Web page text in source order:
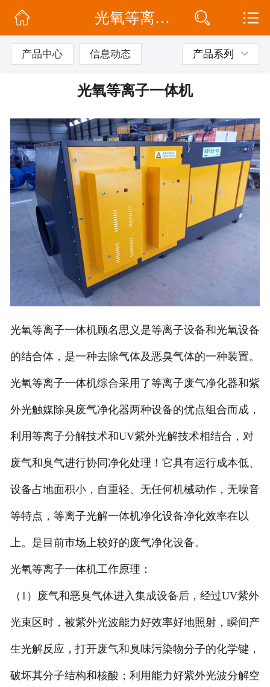
网站首页
公司简介
联系我们
光氧等离子一体机
产品中心 信息动态 产品系列
光氧等离子一体机
光氧等离子一体机顾名思义是等离子设备和光氧设备
的结合体，是一种去除气体及恶臭气体的一种装置。
光氧等离子一体机综合采用了等离子废气净化器和紫
外光触媒除臭废气净化器两种设备的优点组合而成，
利用等离子分解技术和UV紫外光解技术相结合，对
废气和臭气进行协同净化处理！它具有运行成本低、
设备占地面积小，自重轻、无任何机械动作，无噪音
等特点，等离子光解一体机净化设备净化效率在以
上。是目前市场上较好的废气净化设备。
光氧等离子一体机工作原理：
（1）废气和恶臭气体进入集成设备后，经过UV紫外
光束区时，被紫外光波能力好效率好地照射，瞬间产
生光解反应，打开废气和臭味污染物分子的化学键，
破坏其分子结构和核酸；利用能力好紫外光波分解空